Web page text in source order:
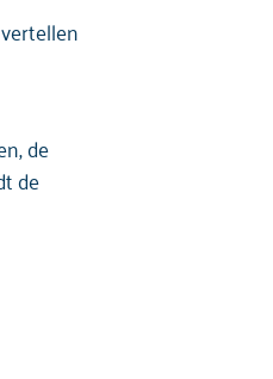
vertellen
, de
de